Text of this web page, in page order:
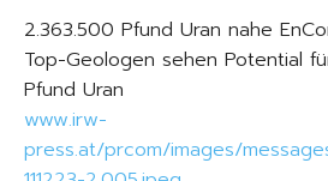
2.363.500 Pfund Uran nahe
Top-Geologen sehen Potential
Pfund Uran
www.irw-
press.at/prcom/images/